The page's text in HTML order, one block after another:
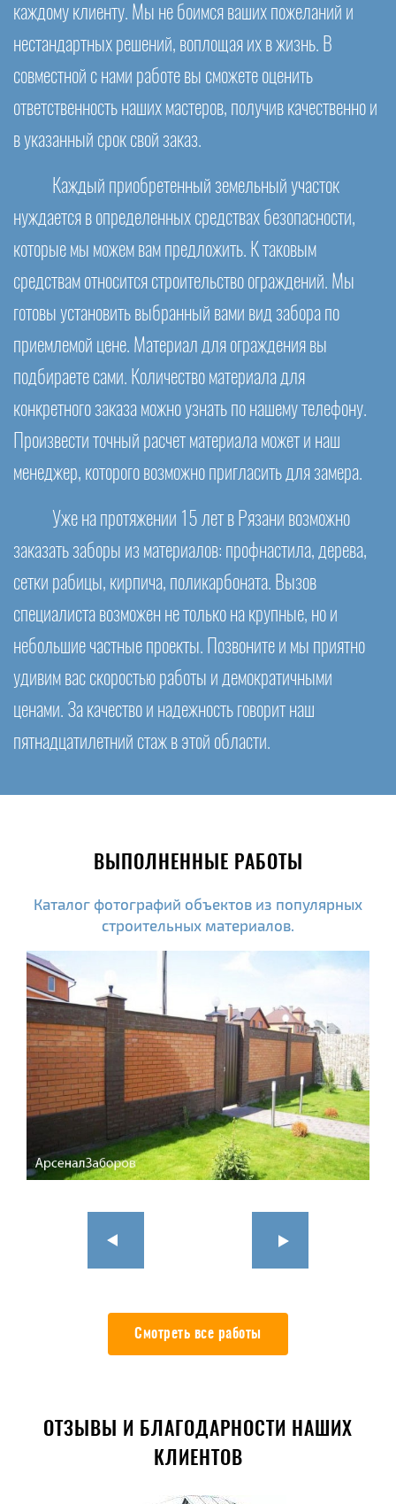
каждому клиенту. Мы не боимся ваших пожеланий и
нестандартных решений, воплощая их в жизнь. В
совместной с нами работе вы сможете оценить
ответственность наших мастеров, получив качественно и
в указанный срок свой заказ.
Каждый приобретенный земельный участок
нуждается в определенных средствах безопасности,
которые мы можем вам предложить. К таковым
средствам относится строительство ограждений. Мы
готовы установить выбранный вами вид забора по
приемлемой цене. Материал для ограждения вы
подбираете сами. Количество материала для
конкретного заказа можно узнать по нашему телефону.
Произвести точный расчет материала может и наш
менеджер, которого возможно пригласить для замера.
Уже на протяжении 15 лет в Рязани возможно
заказать заборы из материалов: профнастила, дерева,
сетки рабицы, кирпича, поликарбоната. Вызов
специалиста возможен не только на крупные, но и
небольшие частные проекты. Позвоните и мы приятно
удивим вас скоростью работы и демократичными
ценами. За качество и надежность говорит наш
пятнадцатилетний стаж в этой области.
ВЫПОЛНЕННЫЕ РАБОТЫ
Каталог фотографий объектов из популярных
строительных материалов.
Смотреть все работы
ОТЗЫВЫ И БЛАГОДАРНОСТИ НАШИХ
КЛИЕНТОВ